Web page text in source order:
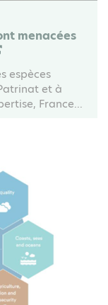
menacées
espèces
et à
France...